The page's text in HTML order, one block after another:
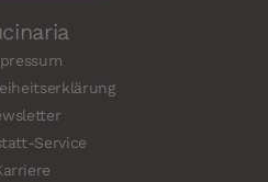
Service